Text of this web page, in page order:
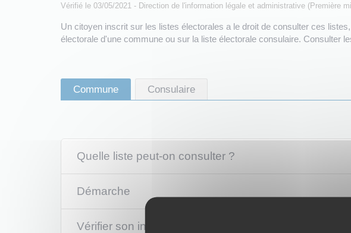
Vérifié le 03/05/2021 - Direction de l'information légale et administrative (Première
Un citoyen inscrit sur les listes électorales a le droit de consulter ces
électorale d'une commune ou sur la liste électorale consulaire. Consulter
Commune Consulaire
Quelle liste peut-on consulter ?
Démarche
Vérifier son inscription sur les listes électorales